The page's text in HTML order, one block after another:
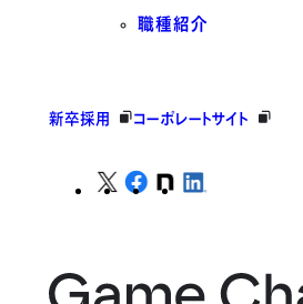
職種紹介
新卒採用 コーポレートサイト